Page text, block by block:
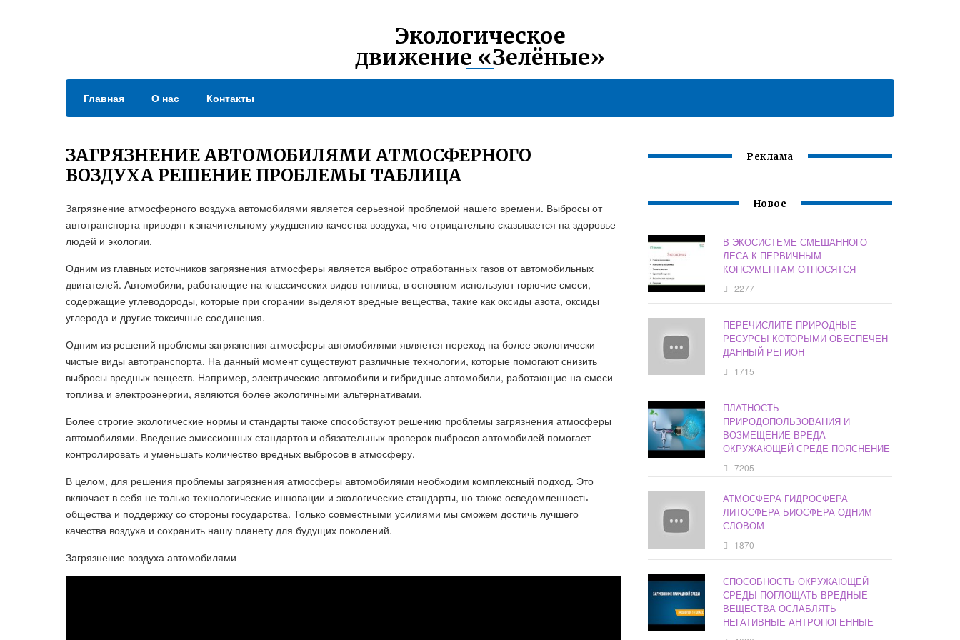
Экологическое
движение «Зелёные»
Главная О нас Контакты
ЗАГРЯЗНЕНИЕ АВТОМОБИЛЯМИ АТМОСФЕРНОГО
ВОЗДУХА РЕШЕНИЕ ПРОБЛЕМЫ ТАБЛИЦА
Загрязнение атмосферного воздуха автомобилями является серьезной проблемой нашего времени. Выбросы от
автотранспорта приводят к значительному ухудшению качества воздуха, что отрицательно сказывается на здоровье
людей и экологии.
Одним из главных источников загрязнения атмосферы является выброс отработанных газов от автомобильных
двигателей. Автомобили, работающие на классических видов топлива, в основном используют горючие смеси,
содержащие углеводороды, которые при сгорании выделяют вредные вещества, такие как оксиды азота, оксиды
углерода и другие токсичные соединения.
Одним из решений проблемы загрязнения атмосферы автомобилями является переход на более экологически
чистые виды автотранспорта. На данный момент существуют различные технологии, которые помогают снизить
выбросы вредных веществ. Например, электрические автомобили и гибридные автомобили, работающие на смеси
топлива и электроэнергии, являются более экологичными альтернативами.
Более строгие экологические нормы и стандарты также способствуют решению проблемы загрязнения атмосферы
автомобилями. Введение эмиссионных стандартов и обязательных проверок выбросов автомобилей помогает
контролировать и уменьшать количество вредных выбросов в атмосферу.
В целом, для решения проблемы загрязнения атмосферы автомобилями необходим комплексный подход. Это
включает в себя не только технологические инновации и экологические стандарты, но также осведомленность
общества и поддержку со стороны государства. Только совместными усилиями мы сможем достичь лучшего
качества воздуха и сохранить нашу планету для будущих поколений.
Загрязнение воздуха автомобилями
Реклама
Новое
В ЭКОСИСТЕМЕ СМЕШАННОГО
ЛЕСА К ПЕРВИЧНЫМ
КОНСУМЕНТАМ ОТНОСЯТСЯ
2277
ПЕРЕЧИСЛИТЕ ПРИРОДНЫЕ
РЕСУРСЫ КОТОРЫМИ ОБЕСПЕЧЕН
ДАННЫЙ РЕГИОН
1715
ПЛАТНОСТЬ
ПРИРОДОПОЛЬЗОВАНИЯ И
ВОЗМЕЩЕНИЕ ВРЕДА
ОКРУЖАЮЩЕЙ СРЕДЕ ПОЯСНЕНИЕ
7205
АТМОСФЕРА ГИДРОСФЕРА
ЛИТОСФЕРА БИОСФЕРА ОДНИМ
СЛОВОМ
1870
СПОСОБНОСТЬ ОКРУЖАЮЩЕЙ
СРЕДЫ ПОГЛОЩАТЬ ВРЕДНЫЕ
ВЕЩЕСТВА ОСЛАБЛЯТЬ
НЕГАТИВНЫЕ АНТРОПОГЕННЫЕ